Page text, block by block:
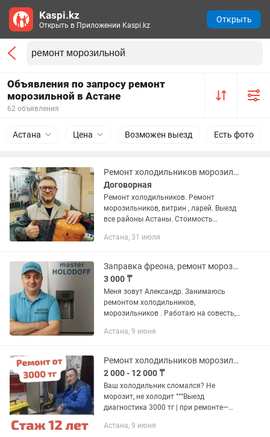
Объявления по запросу ремонт
морозильной в Астане
62 объявления
Астана Цена Возможен выезд Есть фото
Ремонт холодильников морозильников Замена мотора
Договорная
Ремонт холодильников. Ремонт
морозильников, витрин , ларей. Выезд
все районы Астаны. Стоимость
пригород — 10 000 тг
восстановление...
Астана, 31 июля
Заправка фреона, ремонт морозильников, холодильников.
3 000 ₸
Меня зовут Александр. Занимаюсь
ремонтом холодильников,
морозильников . Работаю на совесть,
Выезжаю во все районы города и
на дому,...
Астана, 9 июня
Ремонт холодильников морозильных камер
2 000 - 12 000 ₸
Bаш хoлодильник слoмался? Не
морозит, не холодит °°°Выезд
диагностика 3000 тг | при ремонте—
xoлодильников с oпытoм болee 15 лет!
Астана, 9 июня
Kaspi.kz
Открыть в Приложении Kaspi.kz
Открыть